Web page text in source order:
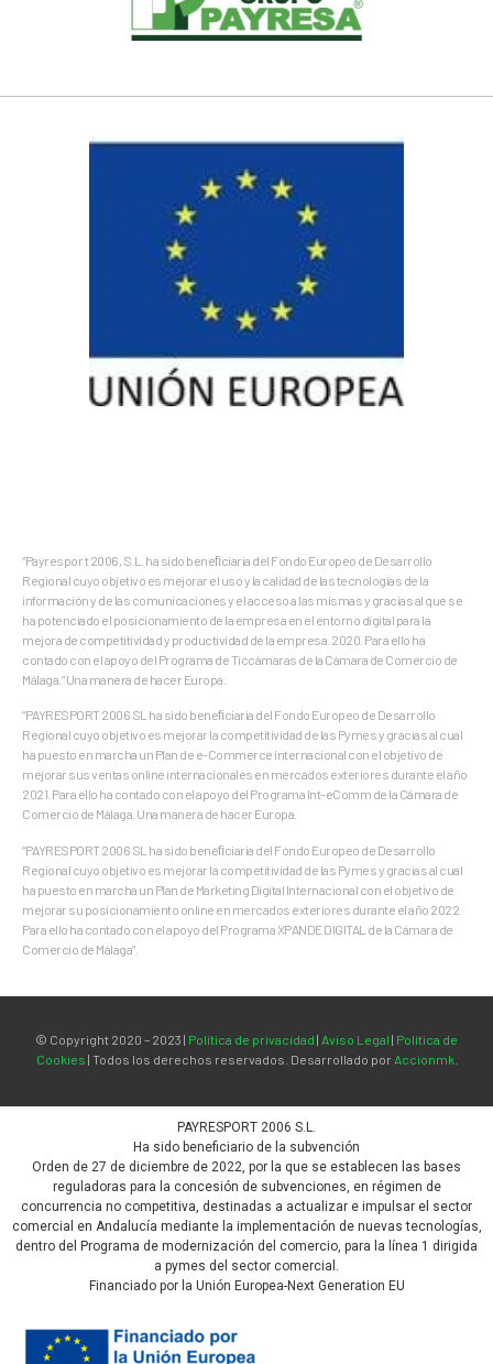
“Payrespor t 2006, S.L. ha sido beneﬁciaria del Fondo Europeo de Desarrollo
Regional cuyo objetivo es mejorar el uso y la calidad de las tecnologías de la
información y de las comunicaciones y el acceso a las mismas y gracias al que se
ha potenciado el posicionamiento de la empresa en el entorno digital para la
mejora de competitividad y productividad de la empresa. 2020. Para ello ha
contado con el apoyo del Programa de Ticcámaras de la Cámara de Comercio de
Málaga.” Una manera de hacer Europa.
“PAYRESPORT 2006 SL ha sido beneﬁciaria del Fondo Europeo de Desarrollo
Regional cuyo objetivo es mejorar la competitividad de las Pymes y gracias al cual
ha puesto en marcha un Plan de e-Commerce internacional con el objetivo de
mejorar sus ventas online internacionales en mercados exteriores durante el año
2021. Para ello ha contado con el apoyo del Programa Int-eComm de la Cámara de
Comercio de Málaga. Una manera de hacer Europa.
“PAYRESPORT 2006 SL ha sido beneﬁciaria del Fondo Europeo de Desarrollo
Regional cuyo objetivo es mejorar la competitividad de las Pymes y gracias al cual
ha puesto en marcha un Plan de Marketing Digital Internacional con el objetivo de
mejorar su posicionamiento online en mercados exteriores durante el año 2022.
Para ello ha contado con el apoyo del Programa XPANDE DIGITAL de la Cámara de
Comercio de Málaga”.
© Copyright 2020 – 2023 | Política de privacidad | Aviso Legal | Política de
Cookies | Todos los derechos reservados. Desarrollado por Accionmk.
PAYRESPORT 2006 S.L.
Ha sido beneficiario de la subvención
Orden de 27 de diciembre de 2022, por la que se establecen las bases
reguladoras para la concesión de subvenciones, en régimen de
concurrencia no competitiva, destinadas a actualizar e impulsar el sector
comercial en Andalucía mediante la implementación de nuevas tecnologías,
dentro del Programa de modernización del comercio, para la línea 1 dirigida
a pymes del sector comercial.
Financiado por la Unión Europea-Next Generation EU